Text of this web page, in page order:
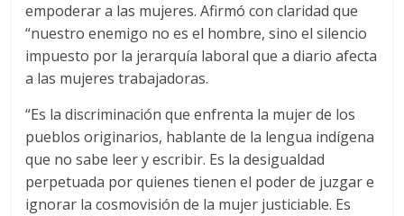
empoderar a las mujeres. Afirmó con claridad que
“nuestro enemigo no es el hombre, sino el silencio
impuesto por la jerarquía laboral que a diario afecta
a las mujeres trabajadoras.
“Es la discriminación que enfrenta la mujer de los
pueblos originarios, hablante de la lengua indígena
que no sabe leer y escribir. Es la desigualdad
perpetuada por quienes tienen el poder de juzgar e
ignorar la cosmovisión de la mujer justiciable. Es